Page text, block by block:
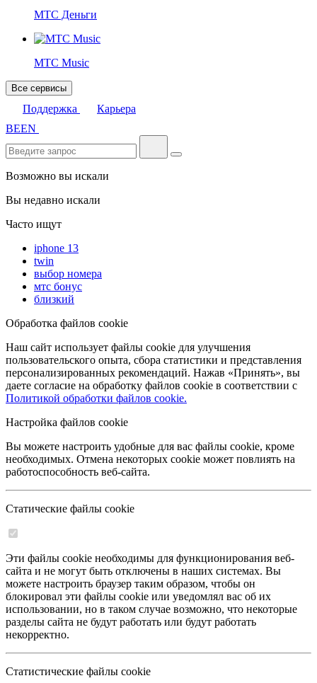
МТС Деньги
МТС Music
Все сервисы
Поддержка
Карьера
BEEN
Возможно вы искали
Вы недавно искали
Часто ищут
iphone 13
twin
выбор номера
мтс бонус
близкий
Обработка файлов cookie
Наш сайт использует файлы cookie для улучшения
пользовательского опыта, сбора статистики и представления
персонализированных рекомендаций. Нажав «Принять», вы
даете согласие на обработку файлов cookie в соответствии с
Политикой обработки файлов cookie.
Настройка файлов cookie
Вы можете настроить удобные для вас файлы cookie, кроме
необходимых. Отмена некоторых cookie может повлиять на
работоспособность веб-сайта.
Статические файлы cookie
Эти файлы cookie необходимы для функционирования веб-
сайта и не могут быть отключены в наших системах. Вы
можете настроить браузер таким образом, чтобы он
блокировал эти файлы cookie или уведомлял вас об их
использовании, но в таком случае возможно, что некоторые
разделы сайта не будут работать или будут работать
некорректно.
Статистические файлы cookie